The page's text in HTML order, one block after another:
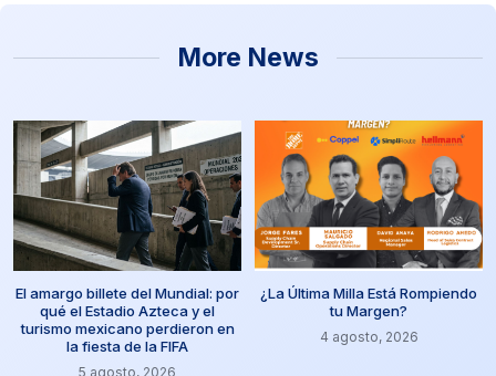
More News
El amargo billete del Mundial: por
qué el Estadio Azteca y el
turismo mexicano perdieron en
la fiesta de la FIFA
5 agosto, 2026
¿La Última Milla Está Rompiendo
tu Margen?
4 agosto, 2026